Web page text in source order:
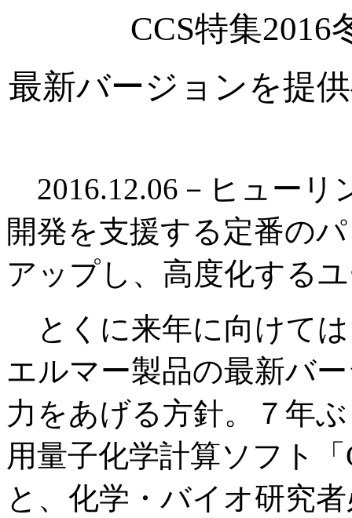
CCS特集
最新バージョンを提
2016.12.06－ヒューリ
開発を支援する定番の
アップし、高度化する
とくに来年に向けて
エルマー製品の最新バ
力をあげる方針。７年
用量子化学計算ソフト
と、化学・バイオ研究